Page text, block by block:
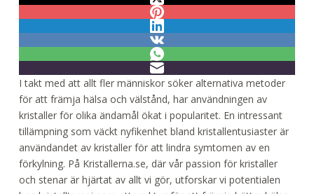
I takt med att allt fler människor söker alternativa metoder
för att främja hälsa och välstånd, har användningen av
kristaller för olika ändamål ökat i popularitet. En intressant
tillämpning som väckt nyfikenhet bland kristallentusiaster är
användandet av kristaller för att lindra symtomen av en
förkylning. På Kristallerna.se, där vår passion för kristaller
och stenar är hjärtat av allt vi gör, utforskar vi potentialen